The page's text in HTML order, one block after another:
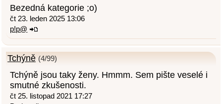
Bezedná kategorie ;o)
čt 23. leden 2025 13:06
p!p@
Tchýně (4/99)
Tchýně jsou taky ženy. Hmmm. Sem pište veselé i
smutné zkušenosti.
čt 25. listopad 2021 17:27